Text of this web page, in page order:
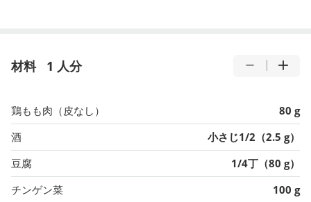
材料 1 人分
鶏もも肉（皮なし）
80 g
酒
小さじ1/2（2.5 g）
豆腐
1/4丁（80 g）
チンゲン菜
100 g